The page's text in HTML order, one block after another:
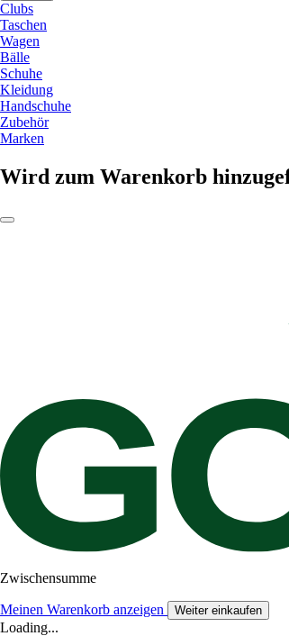
Clubs
Taschen
Wagen
Bälle
Schuhe
Kleidung
Handschuhe
Zubehör
Marken
Wird zum Warenkorb
Zwischensumme
Meinen Warenkorb anzeigen Weiter einkaufen
Loading...